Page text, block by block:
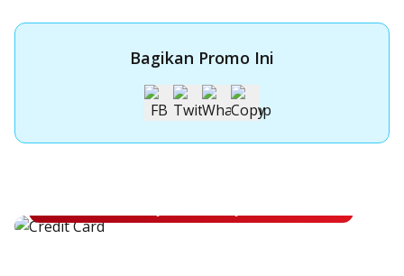
Bagikan Promo Ini
Apply Kartu Kredit OCBC NISP